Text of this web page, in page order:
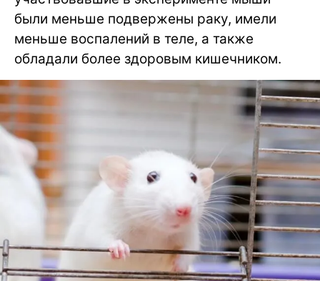
были меньше подвержены раку, имели
меньше воспалений в теле, а также
обладали более здоровым кишечником.